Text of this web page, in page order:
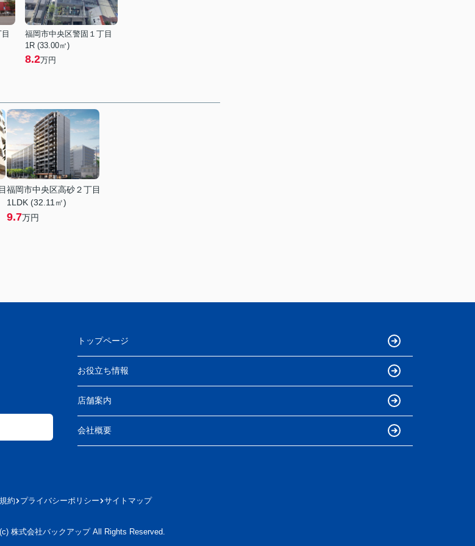
福岡市中央区警固１丁目
1R (33.00㎡)
8.2万円
福岡市中央区高砂２丁目
1LDK (32.11㎡)
9.7万円
トップページ
お役立ち情報
店舗案内
会社概要
約 プライバシーポリシー サイトマップ
株式会社バックアップ All Rights Reserved.